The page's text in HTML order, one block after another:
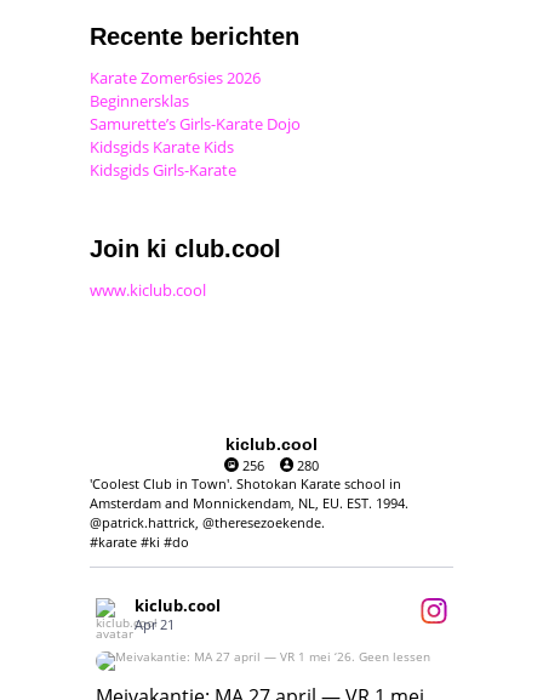
Recente berichten
Karate Zomer6sies 2026
Beginnersklas
Samurette’s Girls-Karate Dojo
Kidsgids Karate Kids
Kidsgids Girls-Karate
Join ki club.cool
www.kiclub.cool
kiclub.cool
256
280
'Coolest Club in Town'. Shotokan Karate school in
Amsterdam and Monnickendam, NL, EU. EST. 1994.
@patrick.hattrick, @theresezoekende.
#karate #ki #do
kiclub.cool
Apr 21
Meivakantie: MA 27 april — VR 1 mei ‘26.
Geen lessen